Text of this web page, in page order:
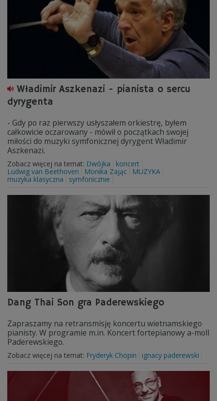
Władimir Aszkenazi - pianista o sercu
dyrygenta
- Gdy po raz pierwszy usłyszałem orkiestrę, byłem
całkowicie oczarowany - mówił o początkach swojej
miłości do muzyki symfonicznej dyrygent Władimir
Aszkenazi.
Zobacz więcej na temat: Dwójka
koncert
Ludwig van Beethoven
Monika Zając
MUZYKA
muzyka klasyczna
symfonicznie
Dang Thai Son gra Paderewskiego
Zapraszamy na retransmisję koncertu wietnamskiego
pianisty. W programie m.in. Koncert fortepianowy a-moll
Paderewskiego.
Zobacz więcej na temat: Fryderyk Chopin ignacy paderewski